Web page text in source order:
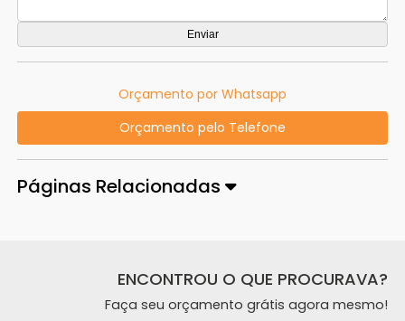
Orçamento por Whatsapp
Orçamento pelo Telefone
Páginas Relacionadas
ENCONTROU O QUE PROCURAVA?
Faça seu orçamento grátis agora mesmo!